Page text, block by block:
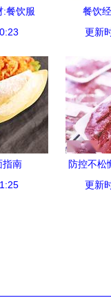
:餐饮服
评 试
餐饮
更新
指南
防控不松
更新